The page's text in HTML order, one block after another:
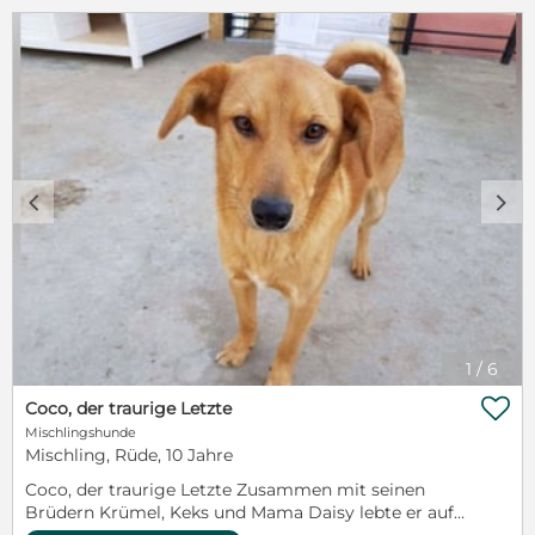
1 / 6
c d
Coco, der traurige Letzte
Mischlingshunde
Mischling, Rüde, 10 Jahre
Coco, der traurige Letzte Zusammen mit seinen
Brüdern Krümel, Keks und Mama Daisy lebte er auf
